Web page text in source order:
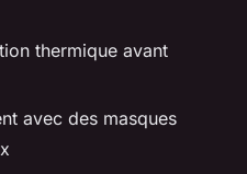
thermique avant
avec des masques